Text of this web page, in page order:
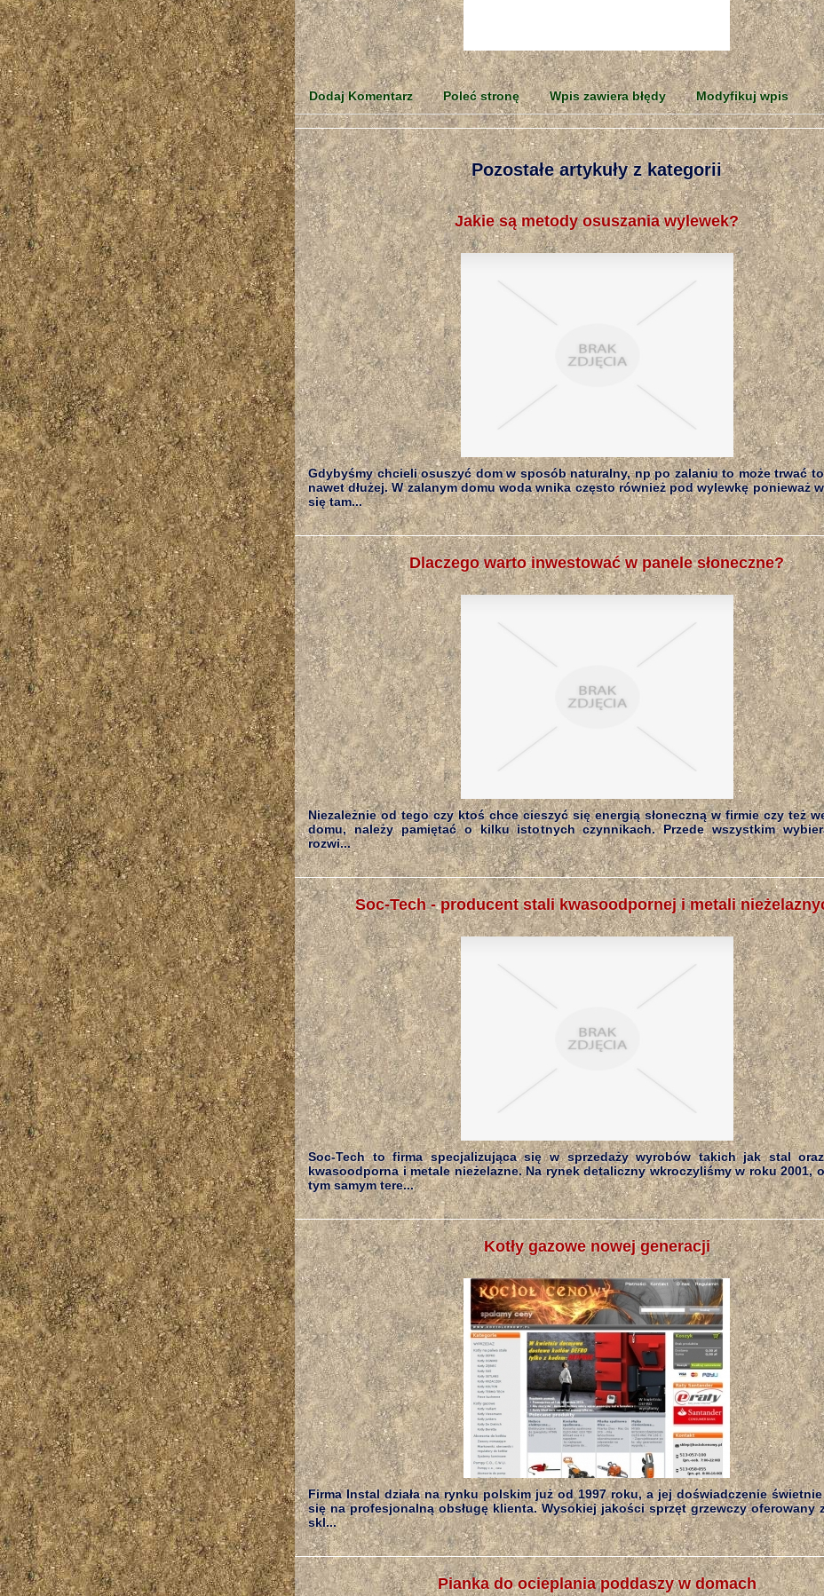
Dodaj Komentarz Poleć stronę Wpis zawiera błędy Modyfikuj wpis
Pozostałe artykuły z kategorii
Jakie są metody osuszania wylewek?
Gdybyśmy chcieli osuszyć dom w sposób naturalny, np po zalaniu to może trwać
nawet dłużej. W zalanym domu woda wnika często również pod wylewkę ponieważ
się tam...
Dlaczego warto inwestować w panele słoneczne?
Niezależnie od tego czy ktoś chce cieszyć się energią słoneczną w firmie czy też
domu, należy pamiętać o kilku istotnych czynnikach. Przede wszystkim
rozwi...
Soc-Tech - producent stali kwasoodpornej i metali
Soc-Tech to firma specjalizująca się w sprzedaży wyrobów takich jak stal
kwasoodporna i metale nieżelazne. Na rynek detaliczny wkroczyliśmy w roku 2001,
tym samym tere...
Kotły gazowe nowej generacji
Firma Instal działa na rynku polskim już od 1997 roku, a jej doświadczenie świetnie
się na profesjonalną obsługę klienta. Wysokiej jakości sprzęt grzewczy oferowany
skl...
Pianka do ocieplania poddaszy w domach